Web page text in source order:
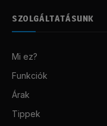
SZOLGÁLTATÁSUNK
Mi ez?
Funkciók
Árak
Tippek